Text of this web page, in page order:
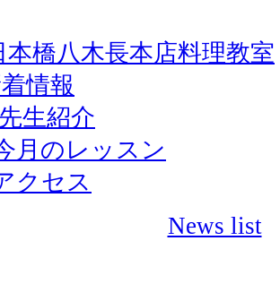
本橋八木長本店料理教室
情報
先生紹介
月のレッスン
クセス
News list